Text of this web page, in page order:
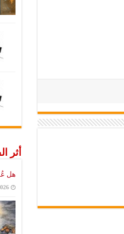
أثر
هل